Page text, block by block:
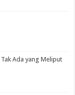
Ada yang Meliput